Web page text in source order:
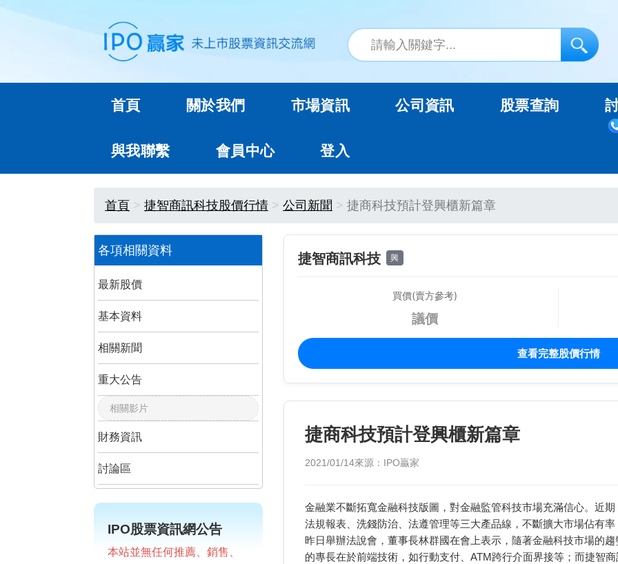
首頁 關於我們 市場資訊 公司資訊 股票查詢
與我聯繫 會員中心 登入
首頁 捷智商訊科技股價行情 公司新聞 捷商科技預計登興櫃新篇章
各項相關資料
最新股價
基本資料
相關新聞
重大公告
相關影片
財務資訊
討論區
IPO股票資訊網公告
本站並無任何推薦、銷售、
捷智商訊科技 興
買價(賣方參考)
議價
查看完整股價行情
捷商科技預計登興櫃新篇章
2021/01/14來源：IPO贏家
金融業不斷拓寬金融科技版圖，對金融監管科技市場充滿信心。近
法規報表、洗錢防治、法遵管理等三大產品線，不斷擴大市場佔有
昨日舉辦法說會，董事長林群國在會上表示，隨著金融科技市場的
的專長在於前端技術，如行動支付、ATM跨行介面界接等；而捷智